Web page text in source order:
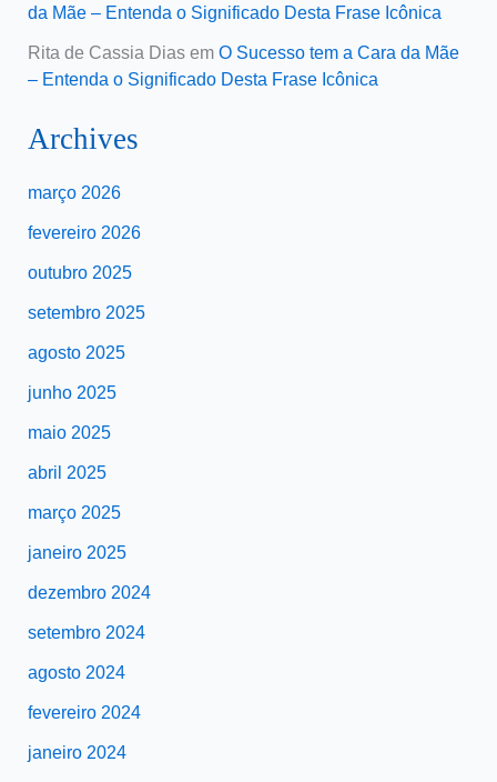
da Mãe – Entenda o Significado Desta Frase Icônica
Rita de Cassia Diasem O Sucesso tem a Cara da Mãe
– Entenda o Significado Desta Frase Icônica
Archives
março 2026
fevereiro 2026
outubro 2025
setembro 2025
agosto 2025
junho 2025
maio 2025
abril 2025
março 2025
janeiro 2025
dezembro 2024
setembro 2024
agosto 2024
fevereiro 2024
janeiro 2024